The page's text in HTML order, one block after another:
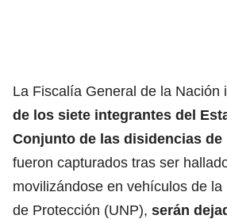
La Fiscalía General de la Nación
de los siete integrantes del
Conjunto de las disidencias de
fueron capturados tras ser
movilizándose en vehículos de la
de Protección (UNP), serán